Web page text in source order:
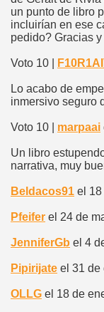
un punto de libro
incluirían en ese
pedido? Gracias
Voto 10 |
Lo acabo de
inmersivo seguro
Voto 10 | marpaai
Un libro
narrativa, muy
Beldacos91 el 18
Pfeifer el 24 de
JenniferGb el 4
Pipirijate el 31 de
OLLG el 18 de